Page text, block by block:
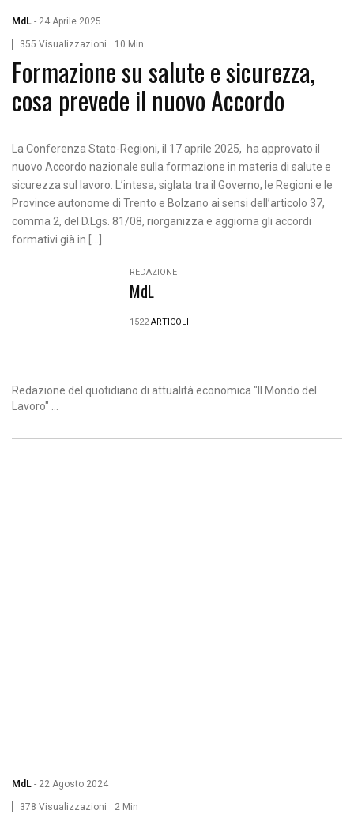
MdL - 24 Aprile 2025
355 Visualizzazioni 10 Min
Formazione su salute e sicurezza,
cosa prevede il nuovo Accordo
La Conferenza Stato-Regioni, il 17 aprile 2025, ha approvato il
nuovo Accordo nazionale sulla formazione in materia di salute e
sicurezza sul lavoro. L’intesa, siglata tra il Governo, le Regioni e le
Province autonome di Trento e Bolzano ai sensi dell’articolo 37,
comma 2, del D.Lgs. 81/08, riorganizza e aggiorna gli accordi
formativi già in […]
REDAZIONE
MdL
1522ARTICOLI
Redazione del quotidiano di attualità economica "Il Mondo del
Lavoro" ...
MdL - 22 Agosto 2024
378 Visualizzazioni 2 Min